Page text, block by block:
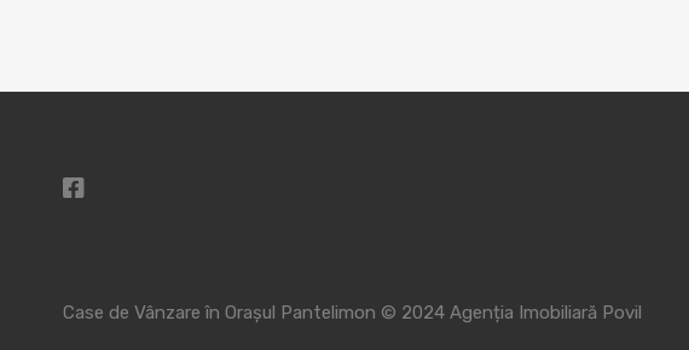
Case de Vânzare în Orașul Pantelimon © 2024 Agenția Imobiliară Povil